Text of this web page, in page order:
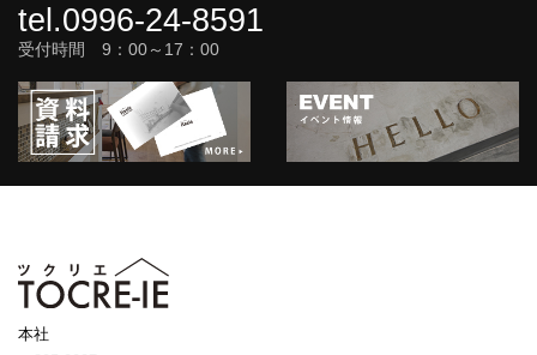
tel.0996-24-8591
受付時間 9：00～17：00
本社